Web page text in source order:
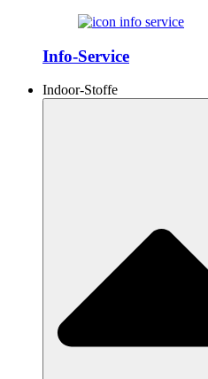
Info-Service
Indoor-Stoffe